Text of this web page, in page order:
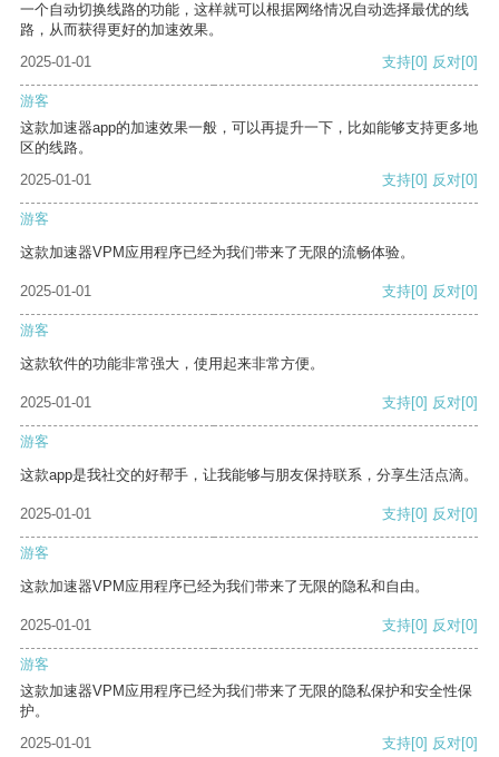
一个自动切换线路的功能，这样就可以根据网络情况自动选择最优的线
路，从而获得更好的加速效果。
2025-01-01
支持[0] 反对[0]
游客
这款加速器app的加速效果一般，可以再提升一下，比如能够支持更多地
区的线路。
2025-01-01
支持[0] 反对[0]
游客
这款加速器VPM应用程序已经为我们带来了无限的流畅体验。
2025-01-01 支持[0] 反对[0]
游客
这款软件的功能非常强大，使用起来非常方便。
2025-01-01 支持[0] 反对[0]
游客
这款app是我社交的好帮手，让我能够与朋友保持联系，分享生活点滴。
2025-01-01 支持[0] 反对[0]
游客
这款加速器VPM应用程序已经为我们带来了无限的隐私和自由。
2025-01-01 支持[0] 反对[0]
游客
这款加速器VPM应用程序已经为我们带来了无限的隐私保护和安全性保
护。
2025-01-01
支持[0] 反对[0]